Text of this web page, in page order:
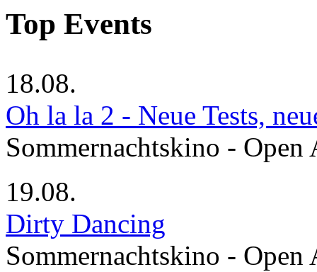
Top Events
18.08.
Oh la la 2 - Neue Tests,
Sommernachtskino - Open
19.08.
Dirty Dancing
Sommernachtskino - Open